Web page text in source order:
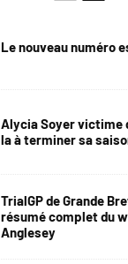
Le nouveau numéro
Alycia Soyer victime
la à terminer sa
TrialGP de Grande
résumé complet du
Anglesey